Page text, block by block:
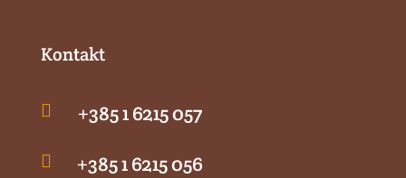
Kontakt
 +385 1 6215 057
 +385 1 6215 056